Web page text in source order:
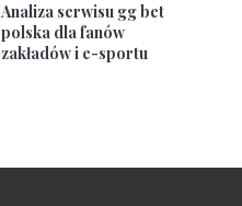
Analiza serwisu gg bet
polska dla fanów
zakładów i e-sportu